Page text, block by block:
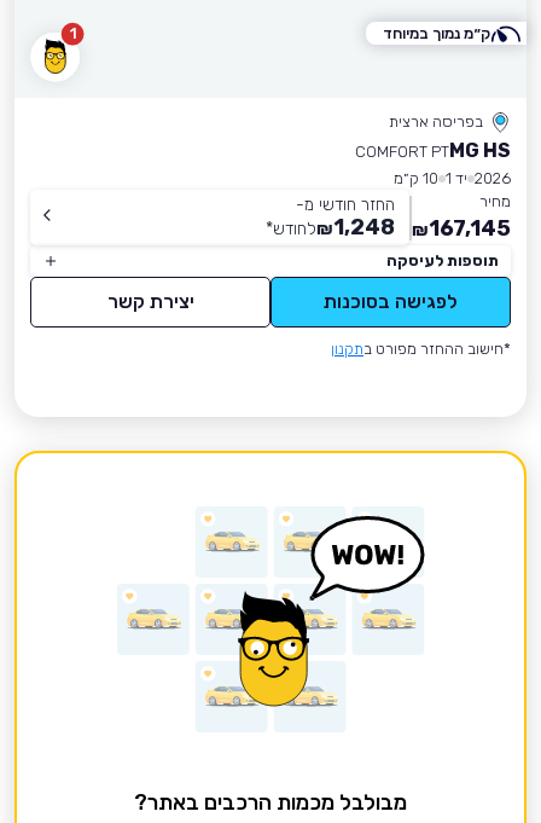
1
בפריסה ארצית
MG HS
COMFORT PT
2026 יד 1
10 ק״מ
מחיר
167,145
₪
החזר חודשי מ-
1,248
₪לחודש*
תוספות לעיסקה
לפגישה בסוכנות יצירת קשר
*חישוב ההחזר מפורט בתקנון
ק״מ נמוך במיוחד
מבולבל מכמות הרכבים באתר?